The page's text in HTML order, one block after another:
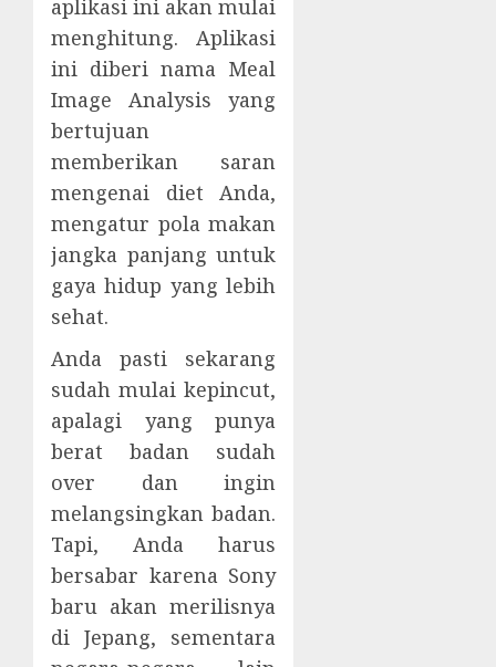
aplikasi ini akan mulai
menghitung. Aplikasi
ini diberi nama Meal
Image Analysis yang
bertujuan
memberikan saran
mengenai diet Anda,
mengatur pola makan
jangka panjang untuk
gaya hidup yang lebih
sehat.
Anda pasti sekarang
sudah mulai kepincut,
apalagi yang punya
berat badan sudah
over dan ingin
melangsingkan badan.
Tapi, Anda harus
bersabar karena Sony
baru akan merilisnya
di Jepang, sementara